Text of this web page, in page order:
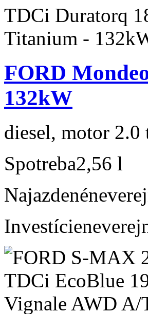
FORD
132kW
diesel, motor
Spotreba2,56 l
Najazdené
Investície